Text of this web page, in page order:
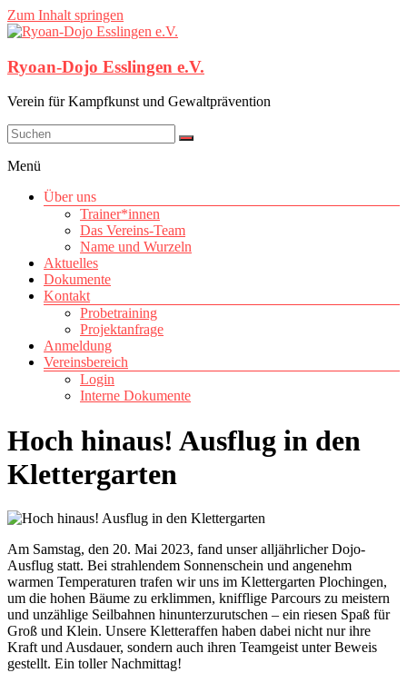
Zum Inhalt springen
Ryoan-Dojo Esslingen e.V.
Verein für Kampfkunst und Gewaltprävention
Menü
Über uns
Trainer*innen
Das Vereins-Team
Name und Wurzeln
Aktuelles
Dokumente
Kontakt
Probetraining
Projektanfrage
Anmeldung
Vereinsbereich
Login
Interne Dokumente
Hoch hinaus! Ausflug in den
Klettergarten
Am Samstag, den 20. Mai 2023, fand unser alljährlicher Dojo-
Ausflug statt. Bei strahlendem Sonnenschein und angenehm
warmen Temperaturen trafen wir uns im Klettergarten Plochingen,
um die hohen Bäume zu erklimmen, knifflige Parcours zu meistern
und unzählige Seilbahnen hinunterzurutschen – ein riesen Spaß für
Groß und Klein. Unsere Kletteraffen haben dabei nicht nur ihre
Kraft und Ausdauer, sondern auch ihren Teamgeist unter Beweis
gestellt. Ein toller Nachmittag!